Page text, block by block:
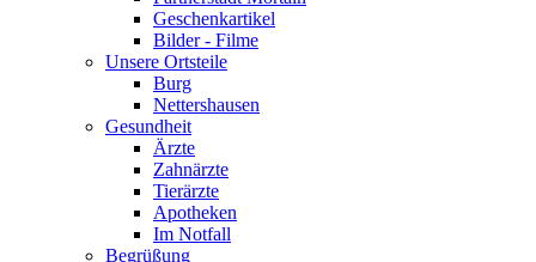
Geschenkartikel
Bilder - Filme
Unsere Ortsteile
Burg
Nettershausen
Gesundheit
Ärzte
Zahnärzte
Tierärzte
Apotheken
Im Notfall
Begrüßung